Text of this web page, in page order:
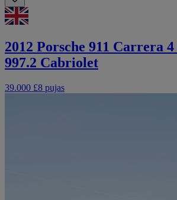
2012 Porsche 911 Carrera
997.2 Cabriolet
39.000 £8 pujas